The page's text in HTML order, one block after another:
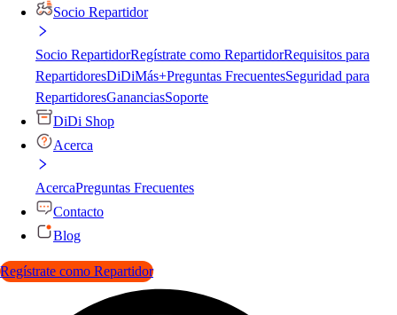
Socio Repartidor
Socio RepartidorRegístrate como RepartidorRequisitos para
RepartidoresDiDiMás+Preguntas FrecuentesSeguridad para
RepartidoresGananciasSoporte
DiDi Shop
Acerca
AcercaPreguntas Frecuentes
Contacto
Blog
Regístrate como Repartidor